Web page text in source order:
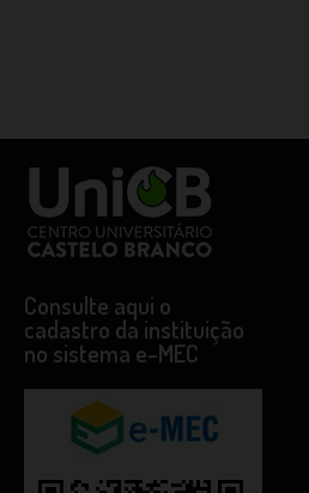
Consulte aqui o
cadastro da instituição
no sistema e-MEC